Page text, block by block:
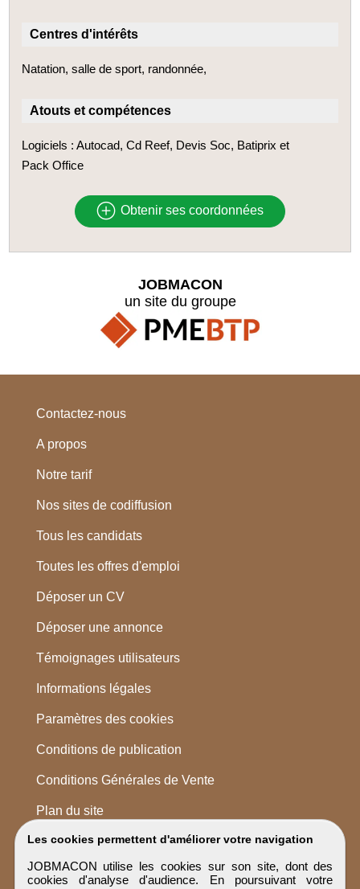
Centres d'intérêts
Natation, salle de sport, randonnée,
Atouts et compétences
Logiciels : Autocad, Cd Reef, Devis Soc, Batiprix et
Pack Office
Obtenir ses coordonnées
Les cookies permettent d'améliorer votre navigation
JOBMACON utilise les cookies sur son site, dont des
cookies d'analyse d'audience. En poursuivant votre
JOBMACON
un site du groupe
Contactez-nous
A propos
Notre tarif
Nos sites de codiffusion
Tous les candidats
Toutes les offres d'emploi
Déposer un CV
Déposer une annonce
Témoignages utilisateurs
Informations légales
Paramètres des cookies
Conditions de publication
Conditions Générales de Vente
Plan du site